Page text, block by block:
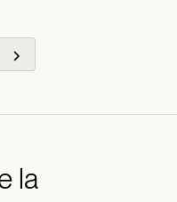
la